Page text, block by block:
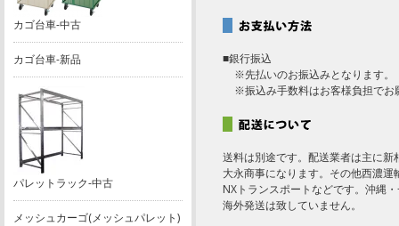
■銀行振込
※先払いのお振込みとなります。
※振込み手数料はお客様負担でお
送料は別途です。配送業者は主に
大永商事になります。その他西濃
NXトランスポートなどです。沖縄
海外発送は致していません。
カゴ台車-中古
カゴ台車-新品
パレットラック-中古
メッシュカーゴ(メッシュパレット)